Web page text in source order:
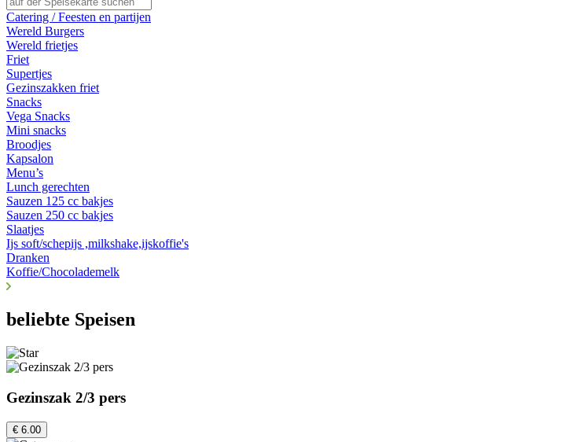
Catering / Feesten en partijen
Wereld Burgers
Wereld frietjes
Friet
Supertjes
Gezinszakken friet
Snacks
Vega Snacks
Mini snacks
Broodjes
Kapsalon
Menu’s
Lunch gerechten
Sauzen 125 cc bakjes
Sauzen 250 cc bakjes
Slaatjes
Ijs soft/schepijs ,milkshake,ijskoffie's
Dranken
Koffie/Chocolademelk
beliebte Speisen
Gezinszak 2/3 pers
€ 6.00